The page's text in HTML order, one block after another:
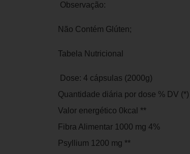
Observação:
Não Contém Glúten;
Tabela Nutricional
Dose: 4 cápsulas (2000g)
Quantidade diária por dose % DV (*)
Valor energético 0kcal **
Fibra Alimentar 1000 mg 4%
Psyllium 1200 mg **